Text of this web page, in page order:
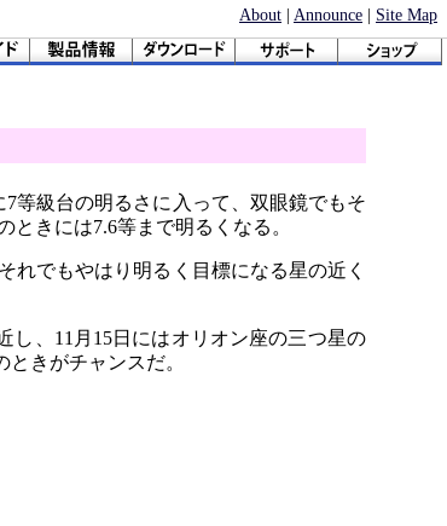
About | Announce | Site Map
等級台の明るさに入って、双眼鏡でもそ
きには7.6等まで明るくなる。
れでもやはり明るく目標になる星の近く
し、11月15日にはオリオン座の三つ星の
きがチャンスだ。